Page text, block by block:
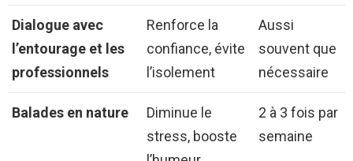
Dialogue avec
l’entourage et les
professionnels
Renforce la
confiance, évite
l’isolement
Aussi
souvent que
nécessaire
Balades en nature
Diminue le
stress, booste
2 à 3 fois par
semaine